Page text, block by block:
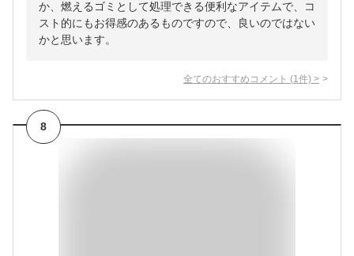
か、燃えるゴミとして処理できる便利なアイテムで、コ
スト的にもお得感のあるものですので、良いのではない
かと思います。
全てのおすすめコメント (1 件) >
8